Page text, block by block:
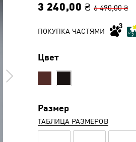
3 240,00 ₴ 6 490,00 ₴
ПОКУПКА ЧАСТЯМИ
Цвет
Размер
ТАБЛИЦА РАЗМЕРОВ